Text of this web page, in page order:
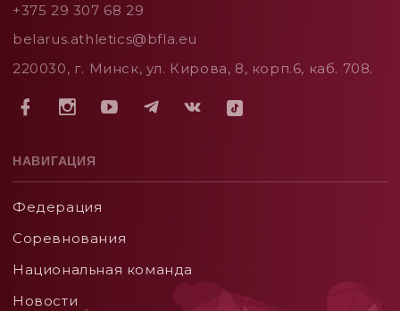
+375 29 307 68 29
belarus.athletics@bfla.eu
220030, г. Минск, ул. Кирова, 8, корп.6, каб. 708.
НАВИГАЦИЯ
Федерация
Соревнования
Национальная команда
Новости